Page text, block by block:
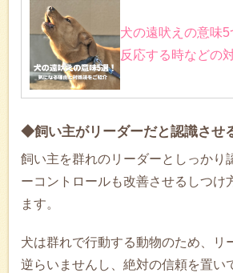
犬の遠吠えの意味
反応する時などの
◆飼い主がリーダーだと認識させ
飼い主を群れのリーダーとしっかり
ーコントロールも改善させるしつけ
ます。
犬は群れで行動する動物のため、リ
逆らいませんし、絶対の信頼を置い